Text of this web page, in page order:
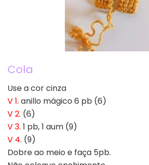
Cola
Use a cor cinza
V 1. anillo mágico 6 pb (6)
V 2. (6)
V 3. 1 pb, 1 aum (9)
V 4. (9)
Dobre ao meio e faça 5pb.